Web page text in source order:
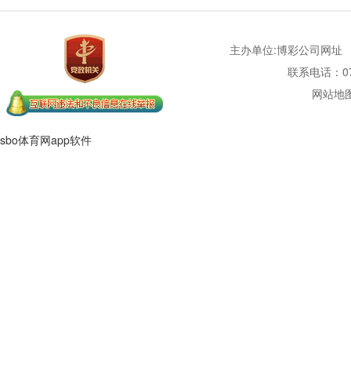
主办单位:博彩公司网址
联系电话：
网站地
sbo体育网app软件